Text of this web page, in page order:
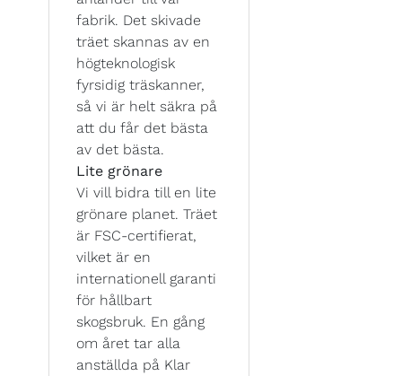
fabrik. Det skivade
träet skannas av en
högteknologisk
fyrsidig träskanner,
så vi är helt säkra på
att du får det bästa
av det bästa.
Lite grönare
Vi vill bidra till en lite
grönare planet. Träet
är FSC-certifierat,
vilket är en
internationell garanti
för hållbart
skogsbruk. En gång
om året tar alla
anställda på Klar